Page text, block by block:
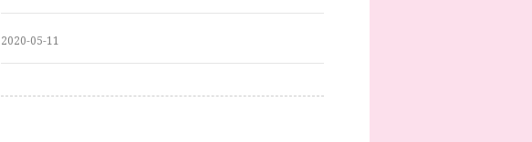
2020-05-11